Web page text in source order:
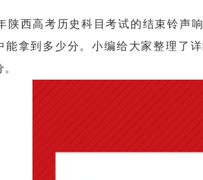
高考历史科目考试的结束铃声响
能拿到多少分。小编给大家整理了